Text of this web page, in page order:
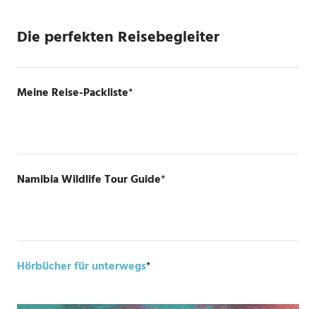
Die perfekten Reisebegleiter
Meine Reise-Packliste*
Namibia Wildlife Tour Guide*
Hörbücher für unterwegs*